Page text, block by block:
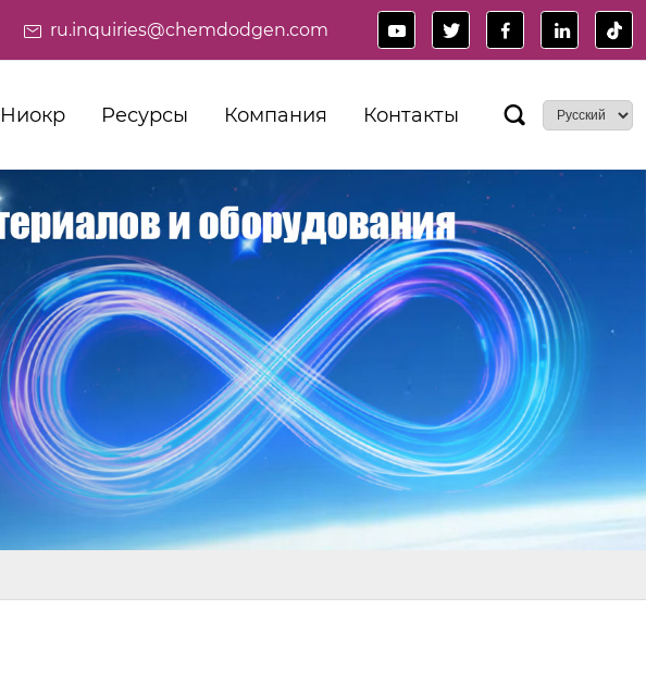
ru.inquiries@chemdodgen.com     
Ниокр Ресурсы Компания Контакты 